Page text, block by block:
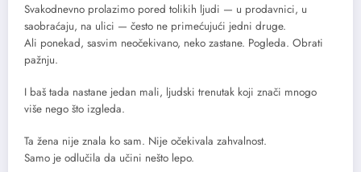
Svakodnevno prolazimo pored tolikih ljudi — u prodavnici, u
saobraćaju, na ulici — često ne primećujući jedni druge.
Ali ponekad, sasvim neočekivano, neko zastane. Pogleda. Obrati
pažnju.
I baš tada nastane jedan mali, ljudski trenutak koji znači mnogo
više nego što izgleda.
Ta žena nije znala ko sam. Nije očekivala zahvalnost.
Samo je odlučila da učini nešto lepo.